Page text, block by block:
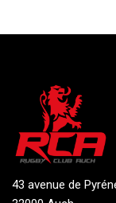
43 avenue de